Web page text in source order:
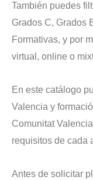
También puedes
Grados C, Grados
Formativas, y por
virtual, online o
En este catálogo
Valencia y
Comunitat
requisitos de cada
Antes de solicitar